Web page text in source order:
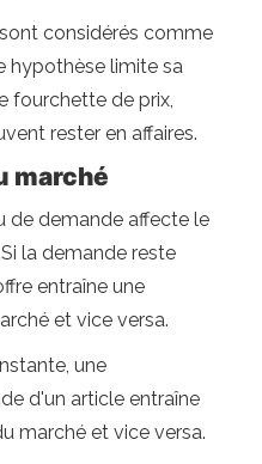
considérés comme
hypothèse limite sa
fourchette de prix,
rester en affaires.
marché
de demande affecte le
la demande reste
entraîne une
et vice versa.
une
d'un article entraîne
marché et vice versa.